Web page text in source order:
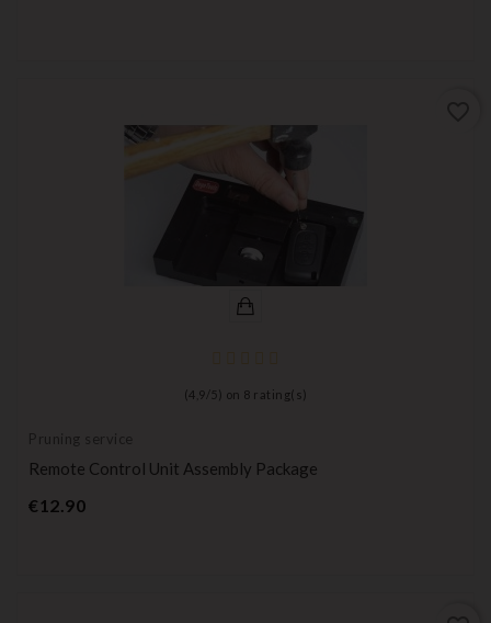
(4,9 / 5) on 8 rating(s)
Pruning service
Remote Control Unit Assembly Package
€12.90Price